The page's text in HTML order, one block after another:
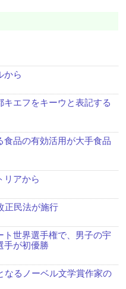
から
キエフをキーウと表記する
食品の有効活用が大手食品
アから
正民法が施行
ト世界選手権で、男子の宇
手が初優勝
なるノーベル文学賞作家の